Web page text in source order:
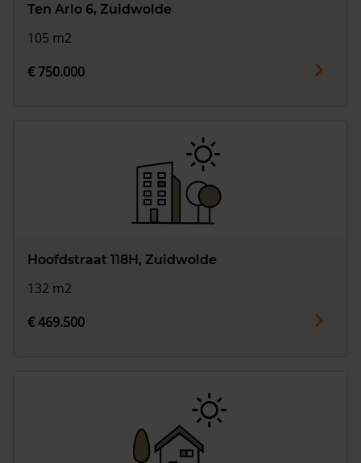
Ten Arlo 6, Zuidwolde
105 m2
€ 750.000
Hoofdstraat 118H, Zuidwolde
132 m2
€ 469.500